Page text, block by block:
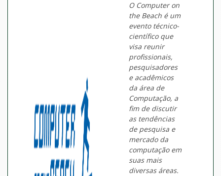
O Computer on
the Beach é um
evento técnico-
científico que
visa reunir
profissionais,
pesquisadores
e acadêmicos
da área de
Computação, a
fim de discutir
as tendências
de pesquisa e
mercado da
computação em
suas mais
diversas áreas.